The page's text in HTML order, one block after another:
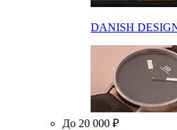
DANISH
До 20 000 ₽